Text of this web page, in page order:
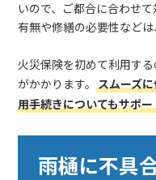
いので、ご都合に合わせ
有無や修繕の必要性などは
火災保険を初めて利用す
がかかります。スムーズ
用手続きについてもサポ
雨樋に不具